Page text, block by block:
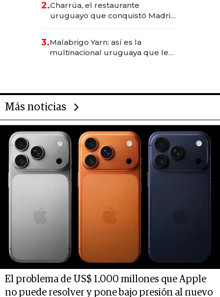
millones
2.Charrúa, el restaurante
uruguayo que conquistó Madrid:
anticipación y prepara apertura
3.Malabrigo Yarn: así es la
multinacional uruguaya que le
Más noticias
El problema de US$ 1.000 millones que Apple
no puede resolver y pone bajo presión al nuevo